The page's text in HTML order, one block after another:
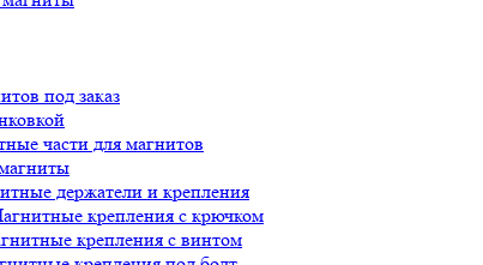
под заказ
части для магнитов
держатели и крепления
крепления с крючком
крепления с винтом